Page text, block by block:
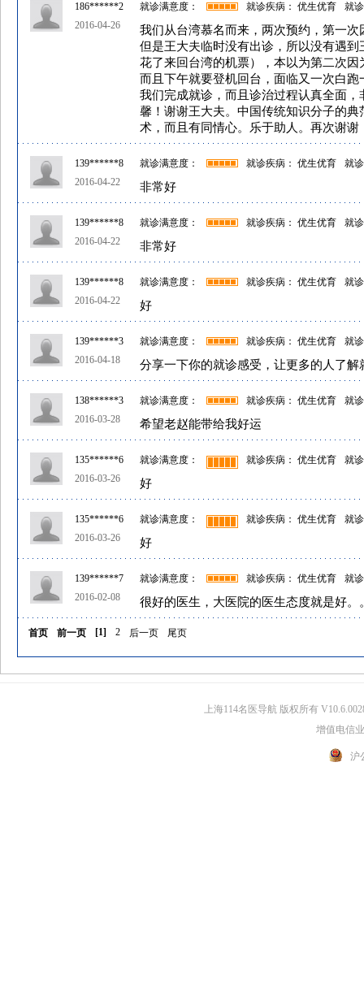
186******2
2016-04-26
就诊满意度： 就诊疾病： 优生优育 就
我们从台湾慕名而来，两次预约，第一
但是王大夫临时没有出诊，所以没有遇
花了来回台湾的机票），本以为第二次
而且下午就要登机回台，面临又一次白
我们完成就诊，而且诊治过程认真全面
馨！谢谢王大夫。中国传统知识分子的
术，而且有同情心。乐于助人。再次谢谢
139******8
2016-04-22
就诊满意度： 就诊疾病： 优生优育 就
非常好
139******8
2016-04-22
就诊满意度： 就诊疾病： 优生优育 就
非常好
139******8
2016-04-22
就诊满意度： 就诊疾病： 优生优育 就
好
139******3
2016-04-18
就诊满意度： 就诊疾病： 优生优育 就
分享一下你的就诊感受，让更多的人了解
138******3
2016-03-28
就诊满意度： 就诊疾病： 优生优育 就
希望老赵能带给我好运
135******6
2016-03-26
就诊满意度： 就诊疾病： 优生优育 就
好
135******6
2016-03-26
就诊满意度： 就诊疾病： 优生优育 就
好
139******7
2016-02-08
就诊满意度： 就诊疾病： 优生优育 就
很好的医生，大医院的医生态度就是好。
首页 前一页 [1] 2 后一页 尾页
上海114名医导航 版权所有
增值电信
沪